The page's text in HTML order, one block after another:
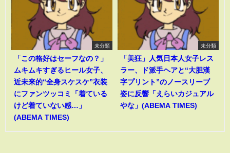
未分類
「この格好はセーフなの？」
ムキムキすぎるヒール女子、
近未来的“全身スケスケ”衣装
にファンツッコミ「着ている
けど着ていない感…」
(ABEMA TIMES)
未分類
「美狂」人気日本人女子レス
ラー、ド派手ヘアと“大胆漢
字プリント”のノースリーブ
姿に反響「えらいカジュアル
やな」(ABEMA TIMES)